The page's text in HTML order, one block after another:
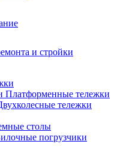
и стройки
Платформенные тележки
тележки
столы
погрузчики